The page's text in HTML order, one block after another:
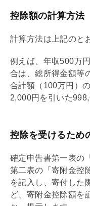
控除額の計算方法
計算方法は上記のと
例えば、年収500万
合は、総所得金額等
合計額（100万円）
2,000円を引いた
控除を受けるため
確定申告書第一表の
第二表の「寄附金控
を記入し、寄付した
ど、寄附金控除額を